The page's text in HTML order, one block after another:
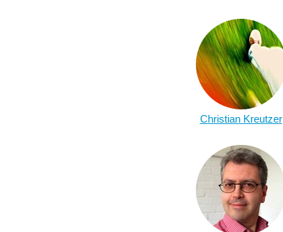
Christian Kreutzer